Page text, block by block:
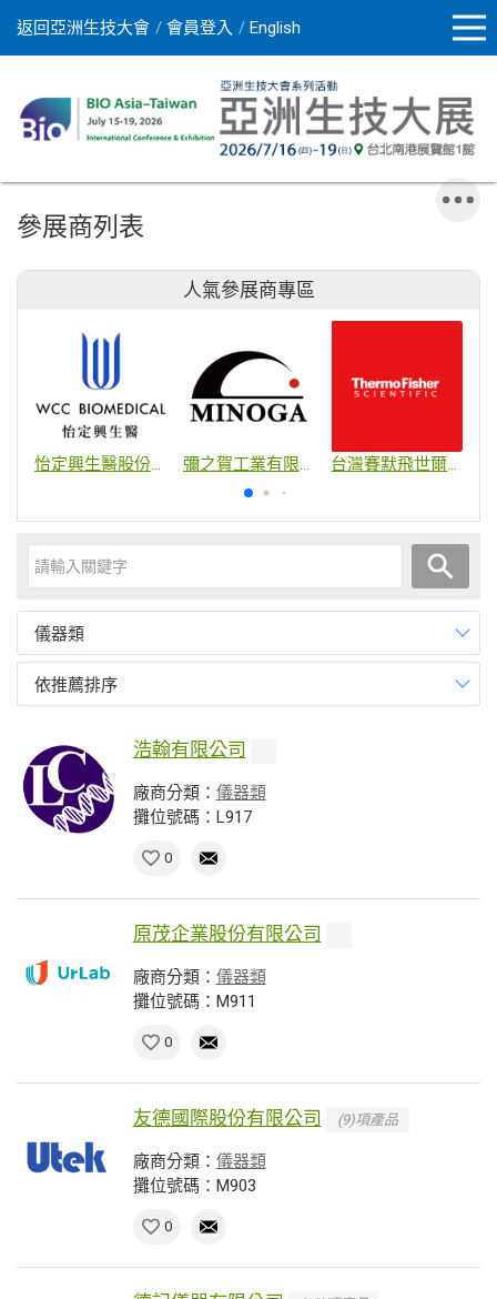
返回亞洲生技大會 會員登入 English
參展商列表
人氣參展商專區
怡定興生醫股份有限公司 彌之賀工業有限公司 台灣賽默飛世爾科技股份有限公司
儀器類
依推薦排序
浩翰有限公司
廠商分類： 儀器類
攤位號碼：L917
0
原茂企業股份有限公司
廠商分類： 儀器類
攤位號碼：M911
0
友德國際股份有限公司 (9)項產品
廠商分類： 儀器類
攤位號碼：M903
0